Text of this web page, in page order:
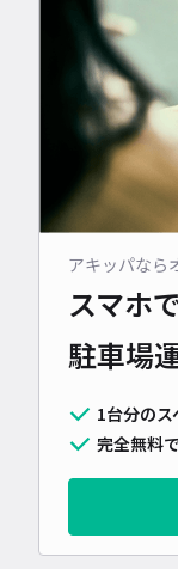
アキッパなら
スマホ
駐車場
1台分の
完全無料